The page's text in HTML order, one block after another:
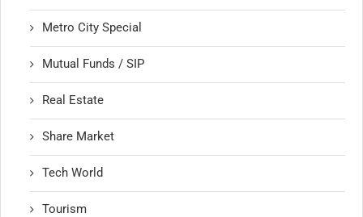
Metro City Special
Mutual Funds / SIP
Real Estate
Share Market
Tech World
Tourism